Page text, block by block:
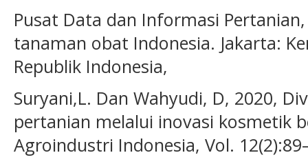
Pusat Data dan Informasi
tanaman obat Indonesia. Jakarta:
Republik Indonesia,
Suryani,L. Dan Wahyudi, D, 2020,
pertanian melalui inovasi kosmetik
Agroindustri Indonesia, Vol.